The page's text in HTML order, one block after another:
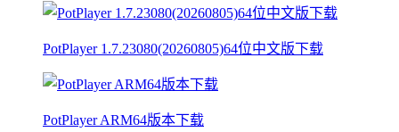
PotPlayer 1.7.23080(20260805)64位中文版下载
PotPlayer ARM64版本下载